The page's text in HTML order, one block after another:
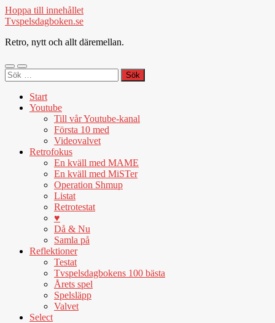
Hoppa till innehållet
Tvspelsdagboken.se
Retro, nytt och allt däremellan.
Slå
på/av
Slå
på/av
Sök
efter:
Start
Youtube
Till vår Youtube-kanal
Första 10 med
Videovalvet
Retrofokus
En kväll med MAME
En kväll med MiSTer
Operation Shmup
Listat
Retrotestat
♥
Då & Nu
Samla på
Reflektioner
Testat
Tvspelsdagbokens 100 bästa
Årets spel
Spelsläpp
Valvet
Select